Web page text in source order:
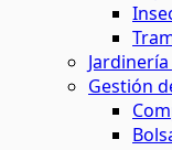
Gestión